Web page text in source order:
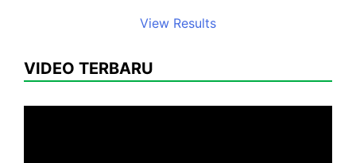
View Results
VIDEO TERBARU